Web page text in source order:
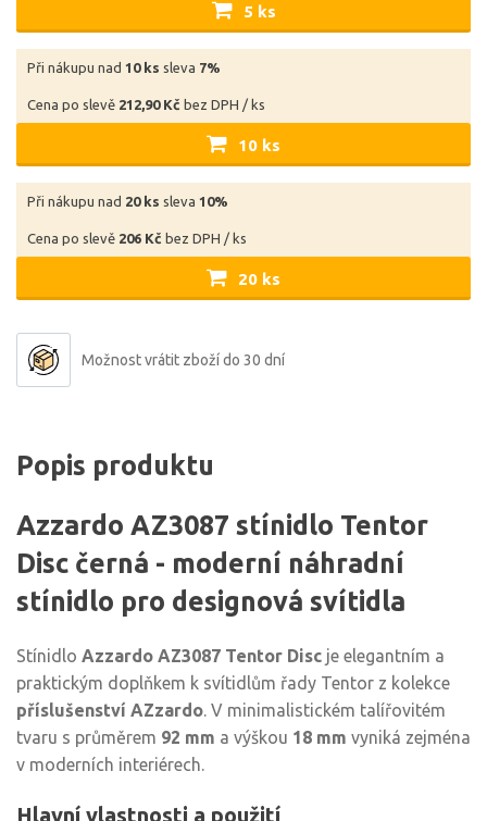
5 ks
Při nákupu nad 10 ks sleva 7%
Cena po slevě 212,90 Kč bez DPH / ks
10 ks
Při nákupu nad 20 ks sleva 10%
Cena po slevě 206 Kč bez DPH / ks
20 ks
Možnost vrátit zboží do 30 dní
Popis produktu
Azzardo AZ3087 stínidlo Tentor
Disc černá - moderní náhradní
stínidlo pro designová svítidla
Stínidlo Azzardo AZ3087 Tentor Disc je elegantním a
praktickým doplňkem k svítidlům řady Tentor z kolekce
příslušenství AZzardo. V minimalistickém talířovitém
tvaru s průměrem 92 mm a výškou 18 mm vyniká zejména
v moderních interiérech.
Hlavní vlastnosti a použití